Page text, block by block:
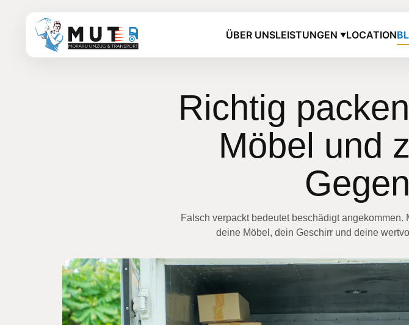
ÜBER UNSLEISTUNGEN ▼LOCATION
Richtig
Möbel und
Falsch verpackt bedeutet beschädigt
deine Möbel, dein Geschirr und deine